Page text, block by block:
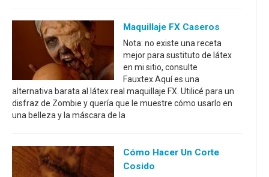
Maquillaje FX Caseros
Nota: no existe una receta
mejor para sustituto de látex
en mi sitio, consulte
Fauxtex.Aquí es una
alternativa barata al látex real maquillaje FX. Utilicé para un
disfraz de Zombie y quería que le muestre cómo usarlo en
una belleza y la máscara de la
Cómo Hacer Un Corte
Cosido